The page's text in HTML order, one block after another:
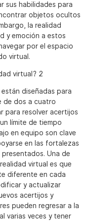
sus habilidades para
objetos ocultos
la realidad
y emoción a estos
por el espacio
virtual.
diseñadas para
de dos a cuatro
para resolver acertijos
límite de tiempo
en equipo son clave
en las fortalezas
Una de
virtual es que
diferente en cada
y actualizar
acertijos y
pueden regresar a la
varias veces y tener